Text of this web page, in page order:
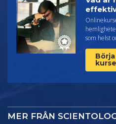
som helst
MER FRÅN